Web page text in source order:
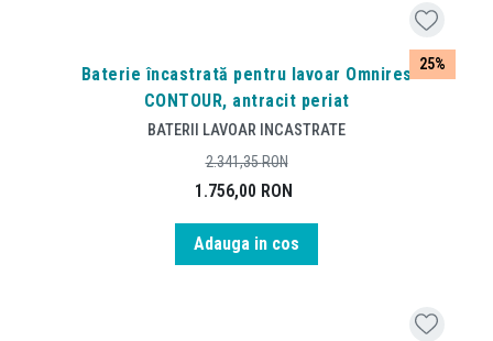
25%
Baterie încastrată pentru lavoar Omnires
CONTOUR, antracit periat
BATERII LAVOAR INCASTRATE
1.756,00 RON
2.341,35RON
Adauga in cos